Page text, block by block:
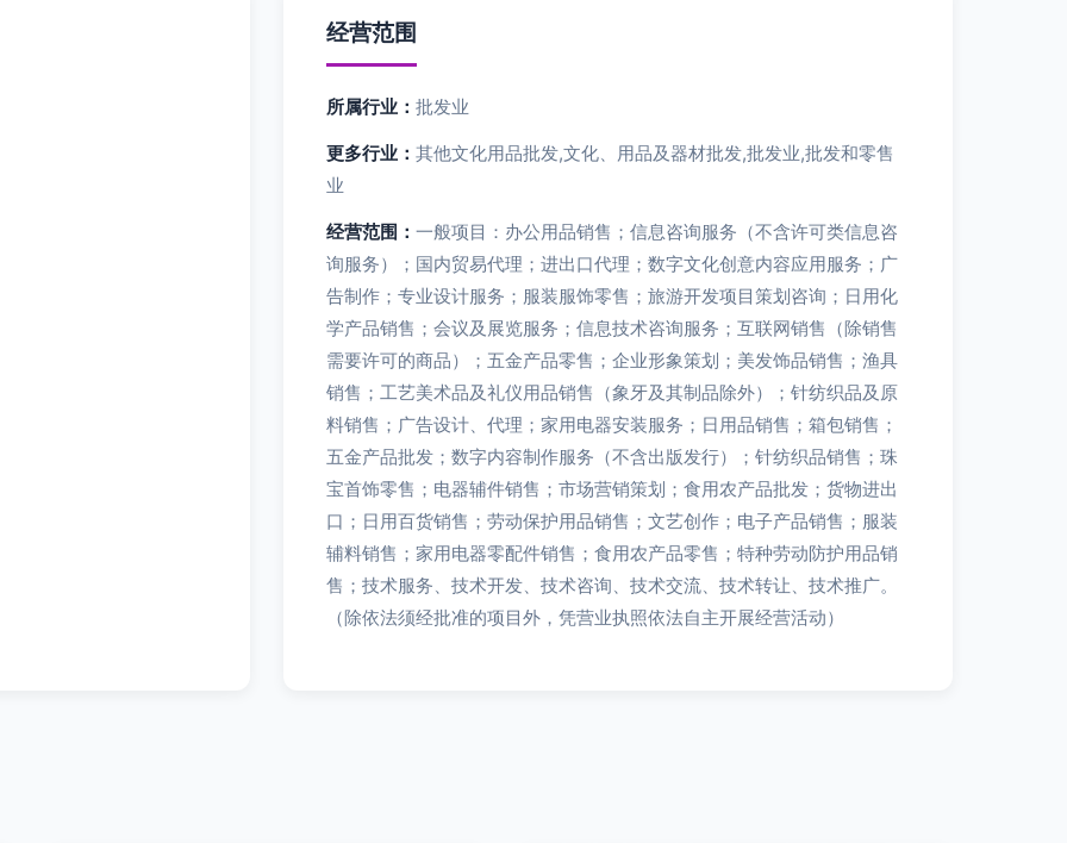
经营范围
所属行业： 批发业
更多行业： 其他文化用品批发,文化、用品及器材批发,批发业,批发和零售
业
经营范围： 一般项目：办公用品销售；信息咨询服务（不含许可类信息咨
询服务）；国内贸易代理；进出口代理；数字文化创意内容应用服务；广
告制作；专业设计服务；服装服饰零售；旅游开发项目策划咨询；日用化
学产品销售；会议及展览服务；信息技术咨询服务；互联网销售（除销售
需要许可的商品）；五金产品零售；企业形象策划；美发饰品销售；渔具
销售；工艺美术品及礼仪用品销售（象牙及其制品除外）；针纺织品及原
料销售；广告设计、代理；家用电器安装服务；日用品销售；箱包销售；
五金产品批发；数字内容制作服务（不含出版发行）；针纺织品销售；珠
宝首饰零售；电器辅件销售；市场营销策划；食用农产品批发；货物进出
口；日用百货销售；劳动保护用品销售；文艺创作；电子产品销售；服装
辅料销售；家用电器零配件销售；食用农产品零售；特种劳动防护用品销
售；技术服务、技术开发、技术咨询、技术交流、技术转让、技术推广。
（除依法须经批准的项目外，凭营业执照依法自主开展经营活动）